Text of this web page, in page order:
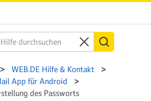
WEB.DE Hilfe & Kontakt
App für Android
des Passworts